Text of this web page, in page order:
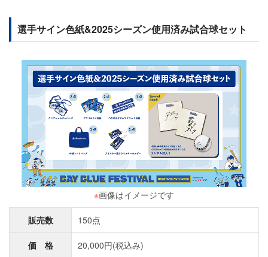
選手サイン色紙&2025シーズン使用済み試合球セット
※画像はイメージです
販売数 150点
価 格 20,000円(税込み)